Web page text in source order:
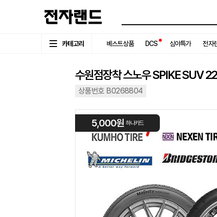
카테고리 베스트상품 DCS 심야특가 전자
수원점장착 스노우 SPIKE SUV
상품번호 B0268804
5,000원 하나카드